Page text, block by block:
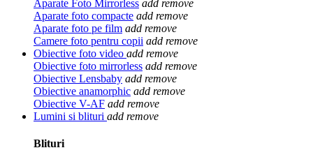
Aparate Foto Mirrorless add remove
Aparate foto compacte add remove
Aparate foto pe film add remove
Camere foto pentru copii add remove
Obiective foto video add remove
Obiective foto mirrorless add remove
Obiective Lensbaby add remove
Obiective anamorphic add remove
Obiective V-AF add remove
Lumini si blituri add remove
Blituri